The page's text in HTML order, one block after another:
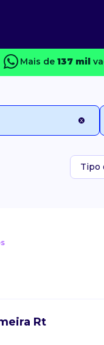
Mais de 137 mil
Tipo
Rt